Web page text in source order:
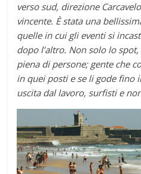
verso sud, direzione
vincente. È stata una
quelle in cui gli eventi si
dopo l’altro. Non solo lo
piena di persone; gente che
in quei posti e se li gode fino
uscita dal lavoro, surfisti e